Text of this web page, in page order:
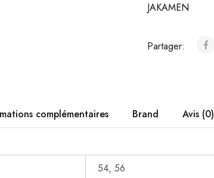
JAKAMEN
Partager:
complémentaires Brand Avis (0)
54, 56